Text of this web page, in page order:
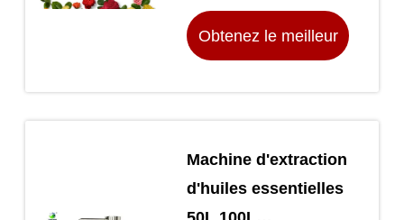
thermomètre, manteau de
chauffage
Obtenez le meilleur
Machine d'extraction
d'huiles essentielles